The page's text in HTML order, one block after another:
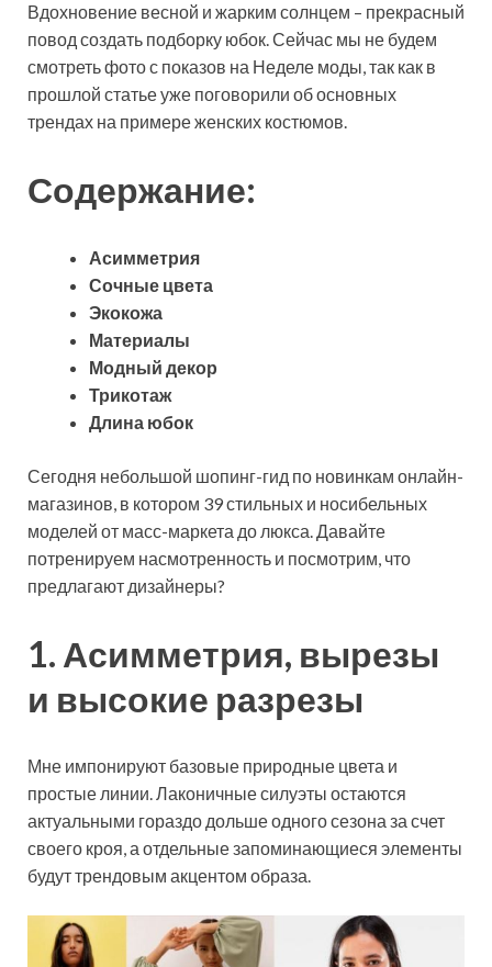
Вдохновение весной и жарким солнцем – прекрасный
повод создать подборку юбок. Сейчас мы не будем
смотреть фото с показов на Неделе моды, так как в
прошлой статье уже поговорили об основных
трендах на примере женских костюмов.
Содержание:
Асимметрия
Сочные цвета
Экокожа
Материалы
Модный декор
Трикотаж
Длина юбок
Сегодня небольшой шопинг-гид по новинкам онлайн-
магазинов, в котором 39 стильных и носибельных
моделей от масс-маркета до люкса. Давайте
потренируем насмотренность и посмотрим, что
предлагают дизайнеры?
1. Асимметрия, вырезы
и высокие разрезы
Мне импонируют базовые природные цвета и
простые линии. Лаконичные силуэты остаются
актуальными гораздо дольше одного сезона за счет
своего кроя, а отдельные запоминающиеся элементы
будут трендовым акцентом образа.